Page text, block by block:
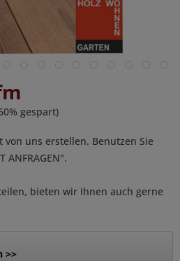
gespart)
von uns erstellen. Benutzen Sie
ANFRAGEN".
bieten wir Ihnen auch gerne
>>